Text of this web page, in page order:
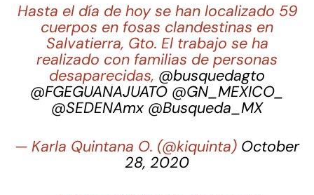
Hasta el día de hoy se han localizado 59
cuerpos en fosas clandestinas en
Salvatierra, Gto. El trabajo se ha
realizado con familias de personas
desaparecidas, @busquedagto
@FGEGUANAJUATO @GN_MEXICO_
@SEDENAmx @Busqueda_MX
— Karla Quintana O. (@kiquinta) October
28, 2020